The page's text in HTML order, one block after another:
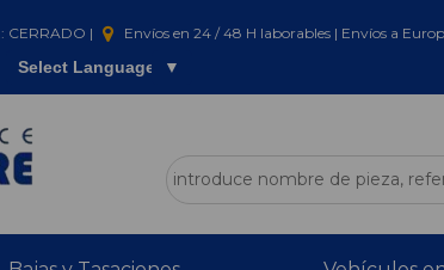
CERRADO | Envíos en 24 / 48 H laborables | Envíos a
Select Language ▼